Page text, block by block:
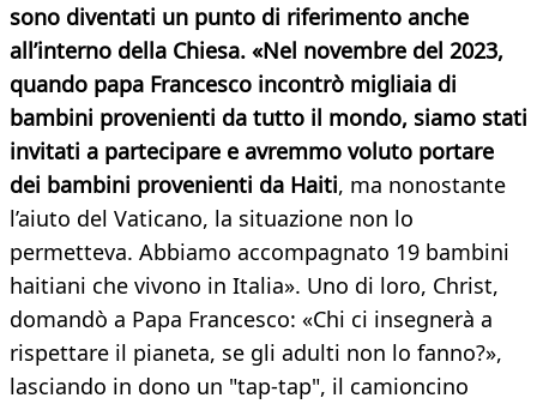
sono diventati un punto di riferimento anche
all’interno della Chiesa. «Nel novembre del 2023,
quando papa Francesco incontrò migliaia di
bambini provenienti da tutto il mondo, siamo stati
invitati a partecipare e avremmo voluto portare
dei bambini provenienti da Haiti, ma nonostante
l’aiuto del Vaticano, la situazione non lo
permetteva. Abbiamo accompagnato 19 bambini
haitiani che vivono in Italia». Uno di loro, Christ,
domandò a Papa Francesco: «Chi ci insegnerà a
rispettare il pianeta, se gli adulti non lo fanno?»,
lasciando in dono un "tap-tap", il camioncino